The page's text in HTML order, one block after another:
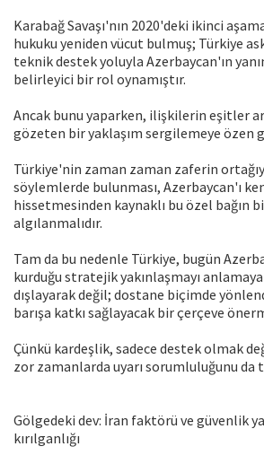
Karabağ Savaşı'nın 2020'deki ikinci
hukuku yeniden vücut bulmuş; Türkiye
teknik destek yoluyla Azerbaycan'ın
belirleyici bir rol oynamıştır.
Ancak bunu yaparken, ilişkilerin eşitler
gözeten bir yaklaşım sergilemeye özen
Türkiye'nin zaman zaman zaferin
söylemlerde bulunması, Azerbaycan'ı
hissetmesinden kaynaklı bu özel bağın
algılanmalıdır.
Tam da bu nedenle Türkiye, bugün
kurduğu stratejik yakınlaşmayı anlamaya
dışlayarak değil; dostane biçimde
barışa katkı sağlayacak bir çerçeve
Çünkü kardeşlik, sadece destek olmak
zor zamanlarda uyarı sorumluluğunu da
Gölgedeki dev: İran faktörü ve güvenlik
kırılganlığı